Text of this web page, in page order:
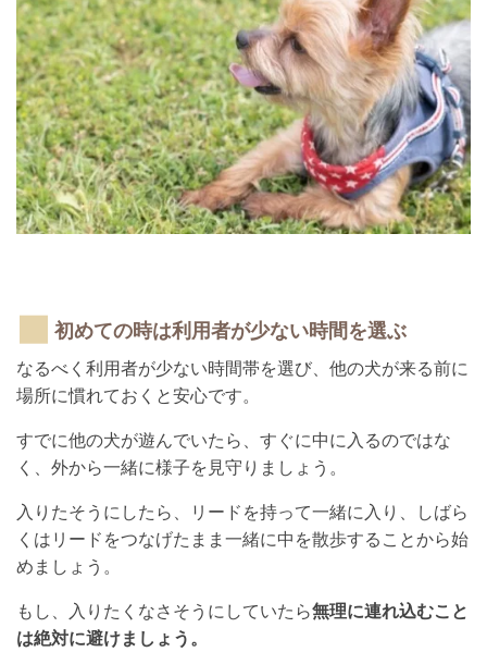
初めての時は利用者が少ない時間を選ぶ
なるべく利用者が少ない時間帯を選び、他の犬が来る前に
場所に慣れておくと安心です。
すでに他の犬が遊んでいたら、すぐに中に入るのではな
く、外から一緒に様子を見守りましょう。
入りたそうにしたら、リードを持って一緒に入り、しばら
くはリードをつなげたまま一緒に中を散歩することから始
めましょう。
もし、入りたくなさそうにしていたら無理に連れ込むこと
は絶対に避けましょう。